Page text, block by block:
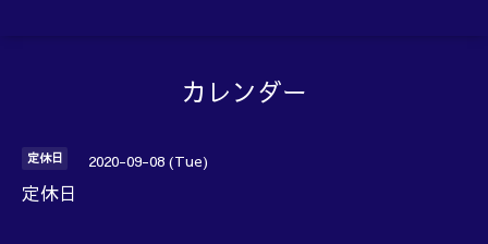
カレンダー
定休日 2020-09-08 (Tue)
定休日